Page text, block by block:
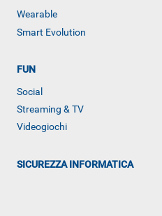
Wearable
Smart Evolution
FUN
Social
Streaming & TV
Videogiochi
SICUREZZA INFORMATICA